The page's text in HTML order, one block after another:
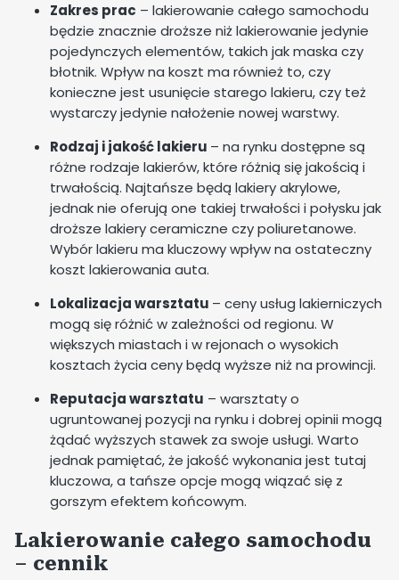
Zakres prac – lakierowanie całego samochodu
będzie znacznie droższe niż lakierowanie jedynie
pojedynczych elementów, takich jak maska czy
błotnik. Wpływ na koszt ma również to, czy
konieczne jest usunięcie starego lakieru, czy też
wystarczy jedynie nałożenie nowej warstwy.
Rodzaj i jakość lakieru – na rynku dostępne są
różne rodzaje lakierów, które różnią się jakością i
trwałością. Najtańsze będą lakiery akrylowe,
jednak nie oferują one takiej trwałości i połysku jak
droższe lakiery ceramiczne czy poliuretanowe.
Wybór lakieru ma kluczowy wpływ na ostateczny
koszt lakierowania auta.
Lokalizacja warsztatu – ceny usług lakierniczych
mogą się różnić w zależności od regionu. W
większych miastach i w rejonach o wysokich
kosztach życia ceny będą wyższe niż na prowincji.
Reputacja warsztatu – warsztaty o
ugruntowanej pozycji na rynku i dobrej opinii mogą
żądać wyższych stawek za swoje usługi. Warto
jednak pamiętać, że jakość wykonania jest tutaj
kluczowa, a tańsze opcje mogą wiązać się z
gorszym efektem końcowym.
Lakierowanie całego samochodu
– cennik